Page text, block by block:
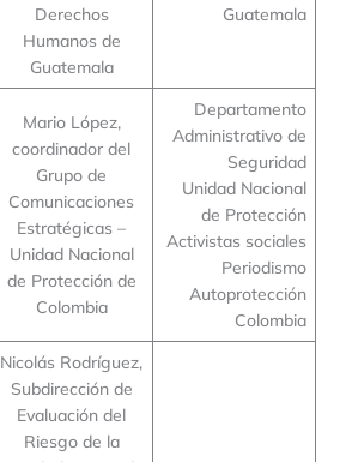
Derechos
Humanos de
Guatemala
Guatemala
Mario López,
coordinador del
Grupo de
Comunicaciones
Estratégicas –
Unidad Nacional
de Protección de
Colombia
Departamento
Administrativo de
Seguridad
Unidad Nacional
de Protección
Activistas sociales
Periodismo
Autoprotección
Colombia
Nicolás Rodríguez,
Subdirección de
Evaluación del
Riesgo de la